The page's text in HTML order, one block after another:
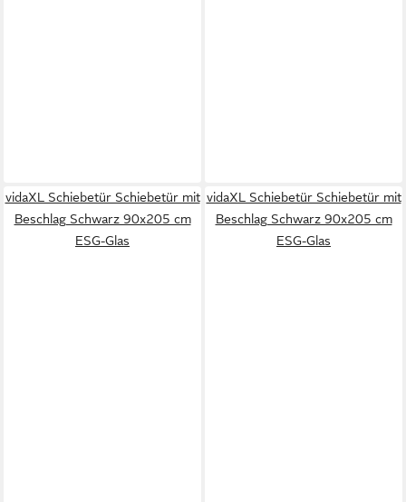
vidaXL Schiebetür Schiebetür mit
Beschlag Schwarz 90x205 cm
ESG-Glas
vidaXL Schiebetür Schiebetür mit
Beschlag Schwarz 90x205 cm
ESG-Glas